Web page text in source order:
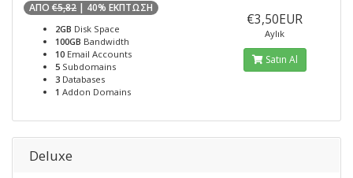
ΑΠΟ €5,82 | 40% ΕΚΠΤΩΣΗ
2GB Disk Space
100GB Bandwidth
10 Email Accounts
5 Subdomains
3 Databases
1 Addon Domains
€3,50EUR
Aylık
Satın Al
Deluxe